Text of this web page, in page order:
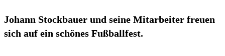
Johann Stockbauer und seine Mitarbeiter freuen
sich auf ein schönes Fußballfest.